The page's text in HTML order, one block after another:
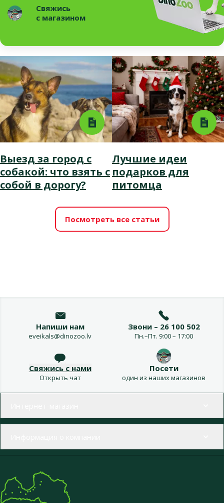
Свяжись
с магазином
Выезд за город с
собакой: что взять с
собой в дорогу?
Лучшие идеи
подарков для
питомца
Посмотреть все статьи
Напиши нам
eveikals@dinozoo.lv
Звони – 26 100 502
Пн.–Пт. 9:00 – 17:00
Свяжись с нами
Открыть чат
Посети
один из наших магазинов